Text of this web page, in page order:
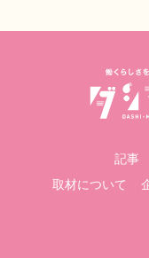
記事
取材について